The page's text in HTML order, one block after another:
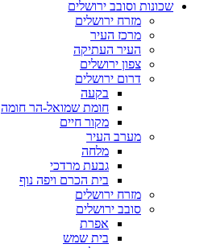
שכונות וסובב ירושלים
מזרח ירושלים
מרכז העיר
העיר העתיקה
צפון ירושלים
דרום ירושלים
בקעה
חומת שמואל-הר חומה
מקור חיים
מערב העיר
מלחה
גבעת מרדכי
בית הכרם ויפה נוף
מזרח ירושלים
סובב ירושלים
אפרת
בית שמש